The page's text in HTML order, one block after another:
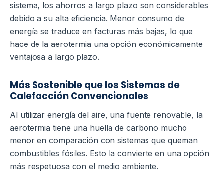
sistema, los ahorros a largo plazo son considerables
debido a su alta eficiencia. Menor consumo de
energía se traduce en facturas más bajas, lo que
hace de la aerotermia una opción económicamente
ventajosa a largo plazo.
Más Sostenible que los Sistemas de
Calefacción Convencionales
Al utilizar energía del aire, una fuente renovable, la
aerotermia tiene una huella de carbono mucho
menor en comparación con sistemas que queman
combustibles fósiles. Esto la convierte en una opción
más respetuosa con el medio ambiente.